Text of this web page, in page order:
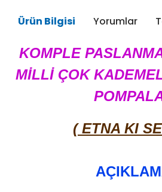
Ürün Bilgisi Yorumlar
KOMPLE
MİLLİ ÇOK
( ETNA KI